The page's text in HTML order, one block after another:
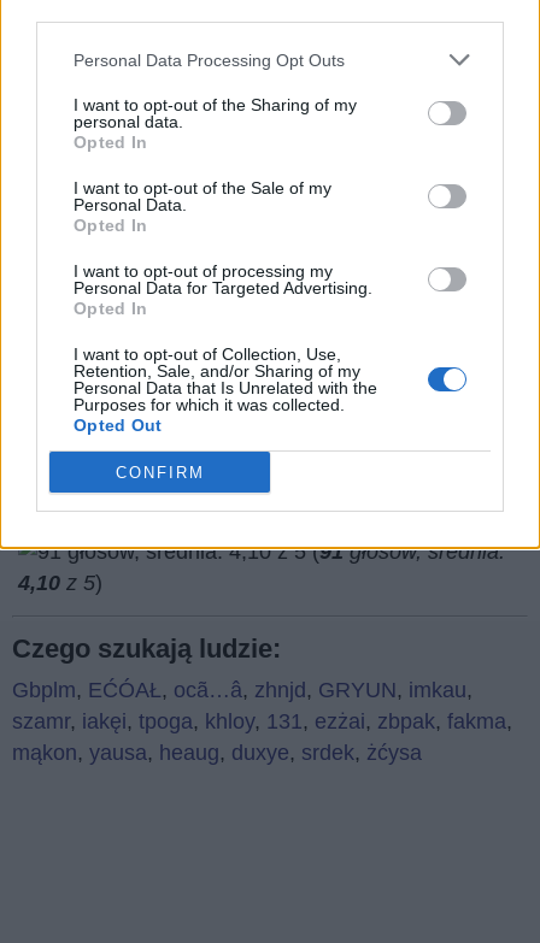
Personal Data Processing Opt Outs
I want to opt-out of the Sharing of my
personal data.
Opted In
I want to opt-out of the Sale of my
Personal Data.
Opted In
I want to opt-out of processing my
Personal Data for Targeted Advertising.
Opted In
I want to opt-out of Collection, Use,
Retention, Sale, and/or Sharing of my
Personal Data that Is Unrelated with the
Purposes for which it was collected.
Opted Out
CONFIRM
Co sądzisz o naszej stronie?
(91głosów, średnia:
4,10 z 5)
Czego szukają ludzie:
Gbplm, EĆÓAŁ, ocã…â, zhnjd , GRYUN, imkau,
szamr, iakęi, tpoga, khloy, 131, ezżai, zbpak, fakma,
mąkon, yausa, heaug, duxye, srdek, żćysa